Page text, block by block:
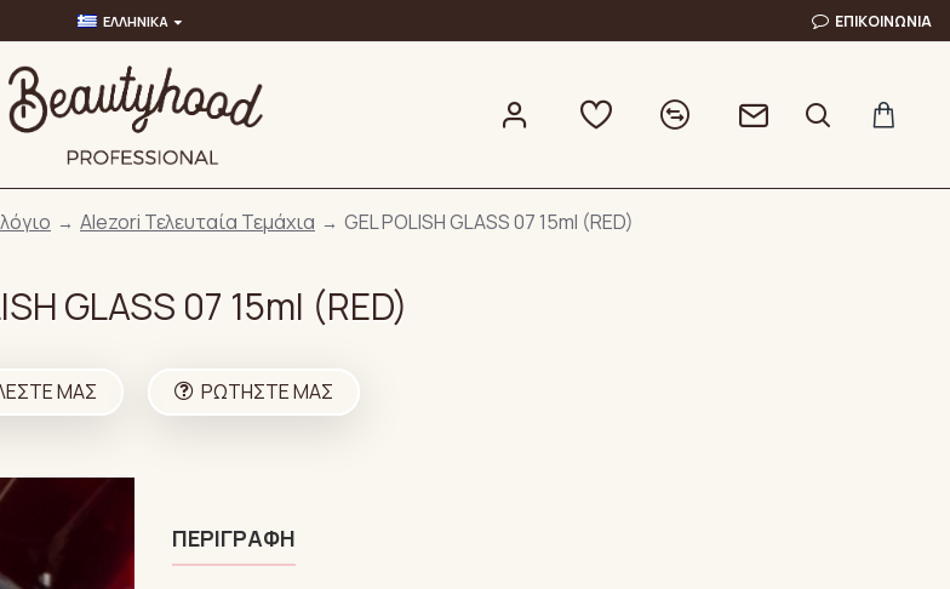
ΕΛΛΗΝΙΚΆ ΕΠΙΚΟΙΝΩΝΊΑ
Alezori Τελευταία Τεμάχια GEL POLISH GLASS 07 15ml (RED)
GLASS 07 15ml (RED)
ΜΑΣ ΡΩΤΉΣΤΕ ΜΑΣ
ΠΕΡΙΓΡΑΦΉ